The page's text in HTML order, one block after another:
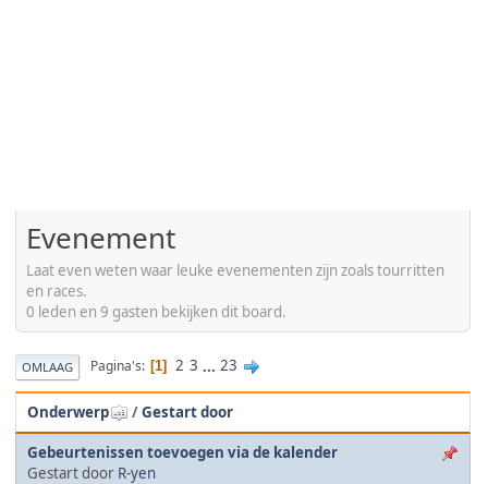
Evenement
Laat even weten waar leuke evenementen zijn zoals tourritten
en races.
0 leden en 9 gasten bekijken dit board.
OMLAAG Pagina's 1 2 3 ... 23
Onderwerp /Gestart door
Gebeurtenissen toevoegen via de kalender
Gestart door R-yen